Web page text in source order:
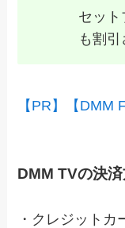
セッ
も割引
【PR】【DMM
DMM TVの決
・クレジットカ